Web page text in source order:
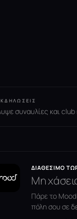
συναυλίες και
ΔΙΑΘΈΣΙΜΟ
Μη
Πάρε το Mood
πόλη σου σε